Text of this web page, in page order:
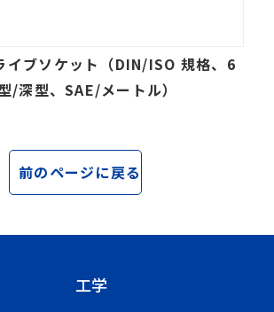
イブソケット（DIN/ISO 規格、6
/深型、SAE/メートル）
前のページに戻る
工学